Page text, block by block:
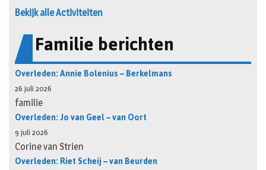
Bekijk alle Activiteiten
Familie berichten
Overleden: Annie Bolenius – Berkelmans
26 juli 2026
familie
Overleden: Jo van Geel – van Oort
9 juli 2026
Corine van Strien
Overleden: Riet Scheij – van Beurden